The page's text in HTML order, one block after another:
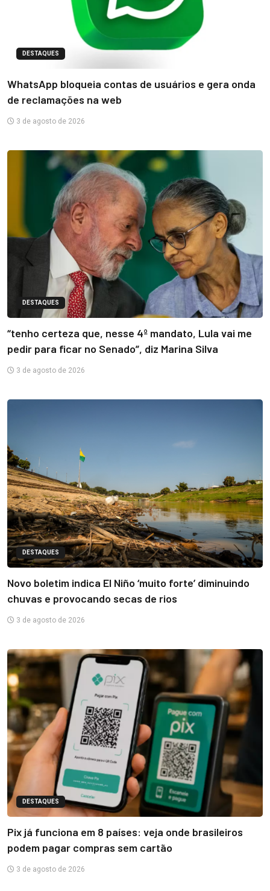
DESTAQUES
WhatsApp bloqueia contas de usuários e gera onda
de reclamações na web
3 de agosto de 2026
DESTAQUES
“tenho certeza que, nesse 4º mandato, Lula vai me
pedir para ficar no Senado”, diz Marina Silva
3 de agosto de 2026
DESTAQUES
Novo boletim indica El Niño ‘muito forte’ diminuindo
chuvas e provocando secas de rios
3 de agosto de 2026
DESTAQUES
Pix já funciona em 8 países: veja onde brasileiros
podem pagar compras sem cartão
3 de agosto de 2026